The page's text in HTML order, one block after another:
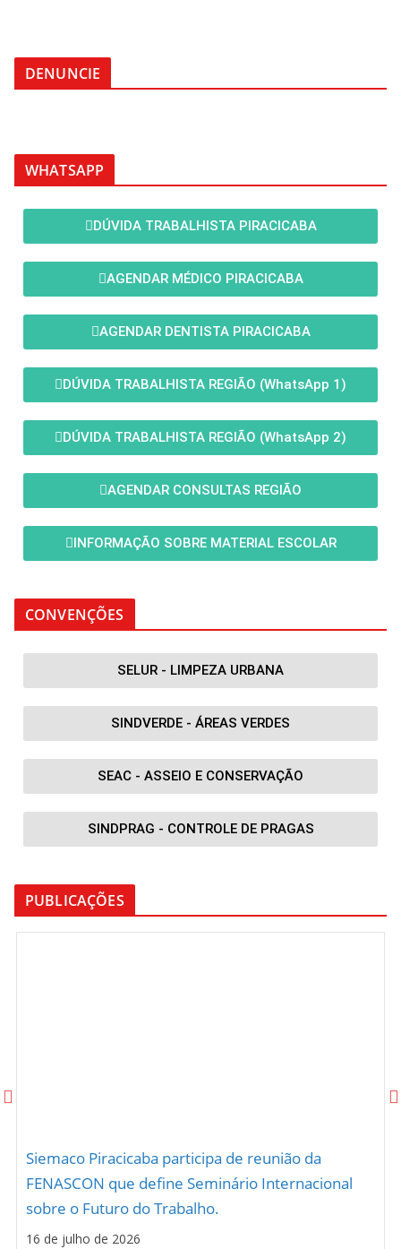
DENUNCIE
WHATSAPP
DÚVIDA TRABALHISTA PIRACICABA
AGENDAR MÉDICO PIRACICABA
AGENDAR DENTISTA PIRACICABA
DÚVIDA TRABALHISTA REGIÃO (WhatsApp 1)
DÚVIDA TRABALHISTA REGIÃO (WhatsApp 2)
AGENDAR CONSULTAS REGIÃO
INFORMAÇÃO SOBRE MATERIAL ESCOLAR
CONVENÇÕES
SELUR - LIMPEZA URBANA
SINDVERDE - ÁREAS VERDES
SEAC - ASSEIO E CONSERVAÇÃO
SINDPRAG - CONTROLE DE PRAGAS
PUBLICAÇÕES
Siemaco Piracicaba participa de reunião da
FENASCON que define Seminário Internacional
sobre o Futuro do Trabalho.
16 de julho de 2026